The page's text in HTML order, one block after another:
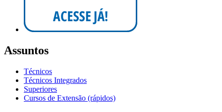
Assuntos
Técnicos
Técnicos Integrados
Superiores
Cursos de Extensão (rápidos)